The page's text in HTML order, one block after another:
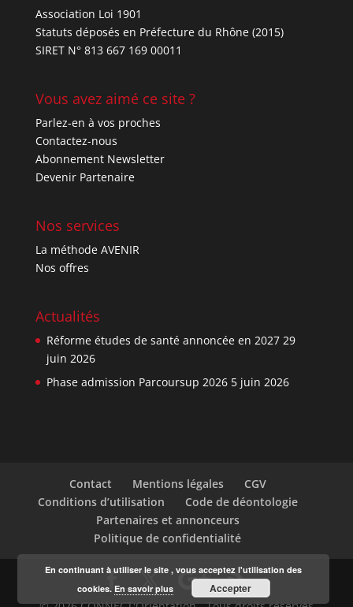
Association Loi 1901
Statuts déposés en Préfecture du Rhône (2015)
SIRET N° 813 667 169 00011
Vous avez aimé ce site ?
Parlez-en à vos proches
Contactez-nous
Abonnement Newsletter
Devenir Partenaire
Nos services
La méthode AVENIR
Nos offres
Actualités
Réforme études de santé annoncée en 2027 29
juin 2026
Phase admission Parcoursup 2026 5 juin 2026
Contact Mentions légales
CGV
Conditions d’utilisation
Code de déontologie
Partenaires et annonceurs
Politique de confidentialité
En continuant à utiliser le site , vous acceptez l'utilisation des
cookies. En savoir plus Accepter